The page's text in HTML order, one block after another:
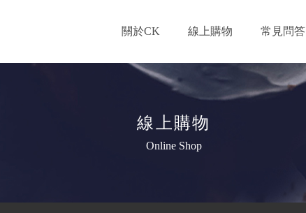
關於CK 線上購物 常見問答
線上購物
Online Shop